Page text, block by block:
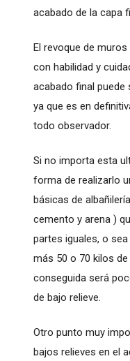
acabado de la capa
El revoque de
con habilidad y
acabado final
ya que es en
todo observador.
Si no importa esta
forma de realizarlo
básicas de
cemento y arena )
partes iguales, o
más 50 o 70 kilos
conseguida será
de bajo relieve.
Otro punto muy
bajos relieves en el